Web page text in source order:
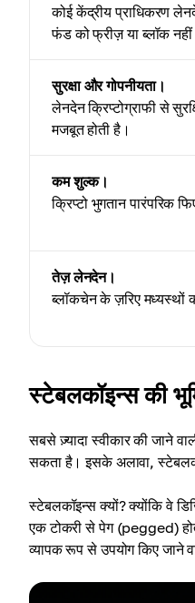
कोई केंद्रीय प्राधिकरण
फंड को फ्रीज़ या ब्लॉक
सुरक्षा और गोपनीयता।
लेनदेन क्रिप्टोग्राफी से
मजबूत होती है।
कम शुल्क।
क्रिप्टो भुगतान पारंपरिक
तेज़ लेनदेन।
ब्लॉकचेन के ज़रिए मध्यस्थों
स्टेबलकॉइन्स की
सबसे ज़्यादा स्वीकार की जाने
सकता है। इसके अलावा,
स्टेबलकॉइन्स क्यों? क्योंकि वे
एक टोकरी से पेग (pegged)
व्यापक रूप से उपयोग किए जाने